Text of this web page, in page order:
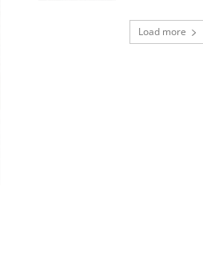
Load more